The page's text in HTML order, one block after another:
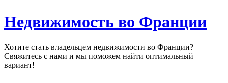
Недвижимость во Франции
Хотите стать владельцем недвижимости во Франции?
Свяжитесь с нами и мы поможем найти оптимальный
вариант!